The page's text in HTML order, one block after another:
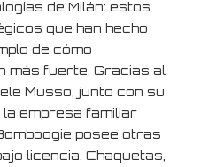
de Milán: estos
que han hecho
de cómo
más fuerte. Gracias al
Musso, junto con su
empresa familiar
posee otras
licencia. Chaquetas,